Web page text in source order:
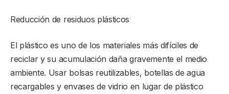
Reducción de residuos plásticos
El plástico es uno de los materiales más difíciles de
reciclar y su acumulación daña gravemente el medio
ambiente. Usar bolsas reutilizables, botellas de agua
recargables y envases de vidrio en lugar de plástico